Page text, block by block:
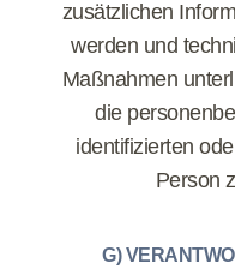
zusätzlichen
werden und
Maßnahmen
die
identifizierten
Person
G)